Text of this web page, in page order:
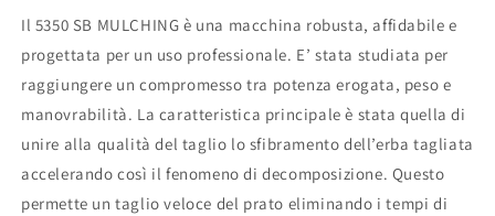
MULCHING
Active
MULCHING
Active
Il 5350 SB MULCHING è una macchina robusta, affidabile e
progettata per un uso professionale. E’ stata studiata per
raggiungere un compromesso tra potenza erogata, peso e
manovrabilità. La caratteristica principale è stata quella di
unire alla qualità del taglio lo sfibramento dell’erba tagliata
accelerando così il fenomeno di decomposizione. Questo
permette un taglio veloce del prato eliminando i tempi di